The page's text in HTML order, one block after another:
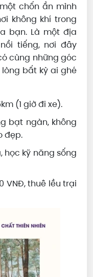
chốn ẩn mình
không khí trong
bạn. Là một địa
tiếng, nơi đây
cùng những góc
bất kỳ ai ghé
(1 giờ đi xe).
bạt ngàn, không
đẹp.
học kỹ năng sống
VNĐ, thuê lều trại